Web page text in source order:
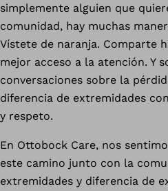
simplemente alguien que
comunidad, hay muchas
Vístete de naranja. Comparte
mejor acceso a la atención. Y
conversaciones sobre la
diferencia de extremidades
y respeto.
En Ottobock Care, nos
este camino junto con la
extremidades y diferencia de